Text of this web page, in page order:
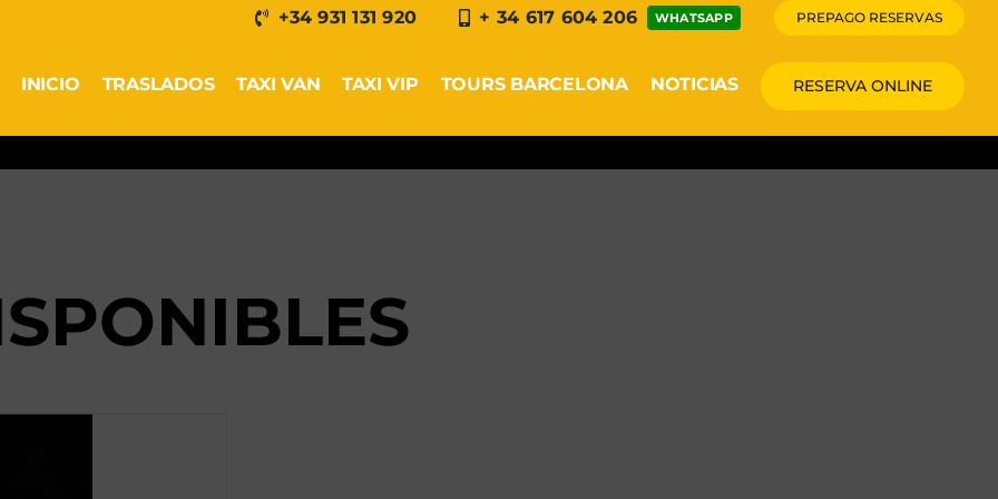
+34 931 131 920 + 34 617 604 206 WHATSAPP PREPAGO RESERVAS
INICIO TRASLADOS TAXI VAN TAXI VIP TOURS BARCELONA NOTICIAS RESERVA ONLINE